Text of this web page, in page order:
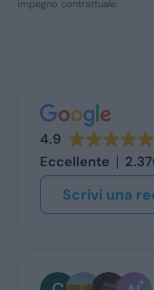
impegno contrattuale.
4.9
Eccellente
Scrivi una